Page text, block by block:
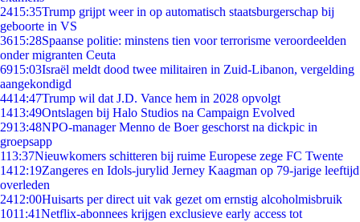
2415:35Trump grijpt weer in op automatisch staatsburgerschap bij
geboorte in VS
3615:28Spaanse politie: minstens tien voor terrorisme veroordeelden
onder migranten Ceuta
6915:03Israël meldt dood twee militairen in Zuid-Libanon, vergelding
aangekondigd
4414:47Trump wil dat J.D. Vance hem in 2028 opvolgt
1413:49Ontslagen bij Halo Studios na Campaign Evolved
2913:48NPO-manager Menno de Boer geschorst na dickpic in
groepsapp
113:37Nieuwkomers schitteren bij ruime Europese zege FC Twente
1412:19Zangeres en Idols-jurylid Jerney Kaagman op 79-jarige leeftijd
overleden
2412:00Huisarts per direct uit vak gezet om ernstig alcoholmisbruik
1011:41Netflix-abonnees krijgen exclusieve early access tot